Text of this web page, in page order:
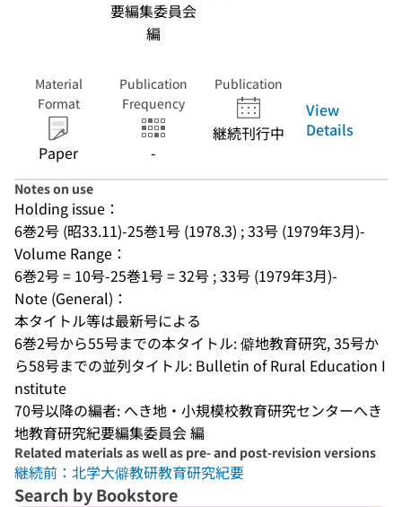
要編集委員会
編
Material
Format
Paper
Publication
Frequency
-
Publication
継続刊行中
View
Details
Notes on use
Holding issue：
6巻2号 (昭33.11)-25巻1号 (1978.3) ; 33号 (1979年3月)-
Volume Range：
6巻2号 = 10号-25巻1号 = 32号 ; 33号 (1979年3月)-
Note (General)：
本タイトル等は最新号による
6巻2号から55号までの本タイトル: 僻地教育研究, 35号か
ら58号までの並列タイトル: Bulletin of Rural Education I
nstitute
70号以降の編者: へき地・小規模校教育研究センターへき
地教育研究紀要編集委員会 編
Related materials as well as pre- and post-revision versions
継続前：北学大僻教研教育研究紀要
Search by Bookstore